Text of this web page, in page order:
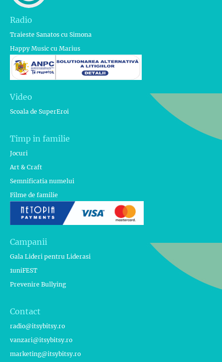
Radio
Traieste Sanatos cu Simona
Happy Music cu Marius
Video
Scoala de SuperEroi
Timp in familie
Jocuri
Art & Craft
Semnificatia numelui
Filme de familie
Campanii
Gala Lideri pentru Liderasi
1uniFEST
Prevenire Bullying
Contact
radio@itsybitsy.ro
vanzari@itsybitsy.ro
marketing@itsybitsy.ro